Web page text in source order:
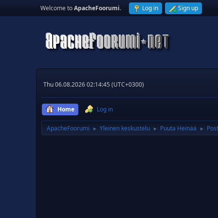
Welcome toApacheFoorumi. Log in Sign up
Thu 06.08.2026 02:14:45 (UTC+0300)
Home Log in
ApacheFoorumi ► Yleinen keskustelu ► Puuta Heinää ►